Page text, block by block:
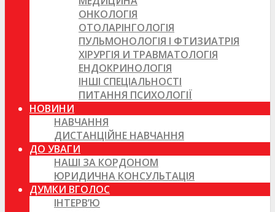
ОНКОЛОГІЯ
ОТОЛАРІНГОЛОГІЯ
ПУЛЬМОНОЛОГІЯ І ФТИЗИАТРІЯ
ХІРУРГІЯ И ТРАВМАТОЛОГІЯ
ЕНДОКРИНОЛОГІЯ
ІНШІ СПЕЦІАЛЬНОСТІ
ПИТАННЯ ПСИХОЛОГІЇ
НОВИНИ
НАВЧАННЯ
ДИСТАНЦІЙНЕ НАВЧАННЯ
ДО УВАГИ
НАШІ ЗА КОРДОНОМ
ЮРИДИЧНА КОНСУЛЬТАЦІЯ
ДУМКИ ВГОЛОС
ІНТЕРВ’Ю